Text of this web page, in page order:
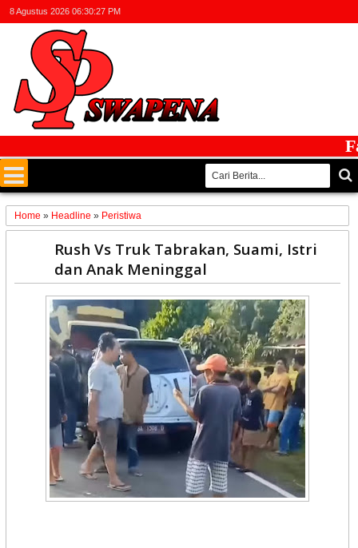
8 Agustus 2026 06:30:27 PM
Home » Headline » Peristiwa
Rush Vs Truk Tabrakan, Suami, Istri
dan Anak Meninggal